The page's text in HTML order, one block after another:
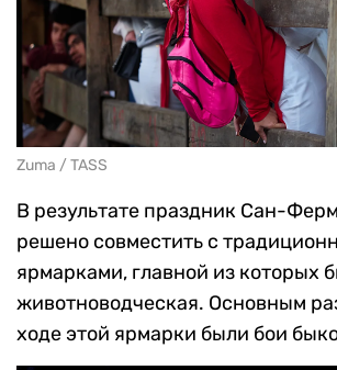
Zuma / TASS
В результате праздник Сан-
решено совместить с
ярмарками, главной из которых
животноводческая. Основным
ходе этой ярмарки были бои